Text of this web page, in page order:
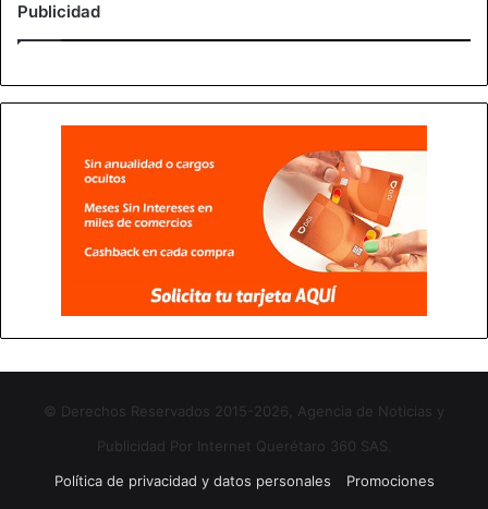
Publicidad
© Derechos Reservados 2015-2026, Agencia de Noticias y
Publicidad Por Internet Querétaro 360 SAS.
Política de privacidad y datos personales
Promociones